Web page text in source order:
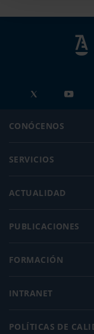
CONÓCENOS
SERVICIOS
ACTUALIDAD
PUBLICACIONES
FORMACIÓN
INTRANET
POLÍTICAS DE